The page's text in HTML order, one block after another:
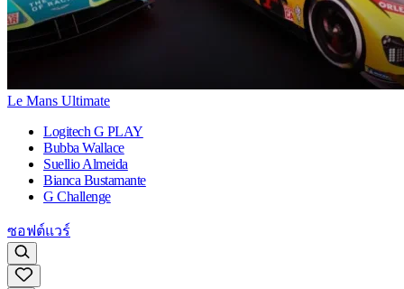
Le Mans Ultimate
Logitech G PLAY
Bubba Wallace
Suellio Almeida
Bianca Bustamante
G Challenge
ซอฟต์แวร์